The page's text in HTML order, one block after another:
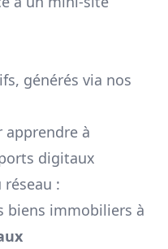
générés via nos
apprendre à
digitaux
:
biens immobiliers à